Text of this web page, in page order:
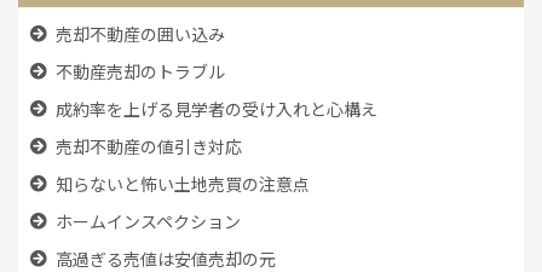
売却不動産の囲い込み
不動産売却のトラブル
成約率を上げる見学者の受け入れと心構え
売却不動産の値引き対応
知らないと怖い土地売買の注意点
ホームインスペクション
高過ぎる売値は安値売却の元